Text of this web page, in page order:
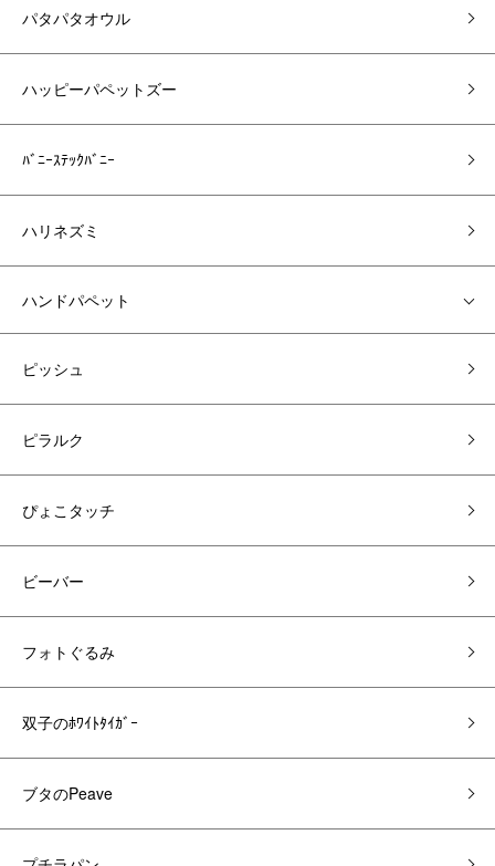
パタパタオウル
ハッピーパペットズー
ﾊﾞﾆｰｽﾃｯｸﾊﾞﾆｰ
ハリネズミ
ハンドパペット
ピッシュ
ピラルク
ぴょこタッチ
ビーバー
フォトぐるみ
双子のﾎﾜｲﾄﾀｲｶﾞｰ
ブタのPeave